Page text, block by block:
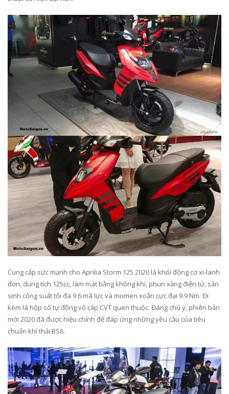
Cung cấp sức mạnh cho Aprilia Storm 125 2020 là khối động cơ xi-lanh
đơn, dung tích 125cc, làm mát bằng không khí, phun xăng điện tử, sản
sinh công suất tối đa 9.6 mã lực và momen xoắn cực đại 9.9 Nm. Đi
kèm là hộp số tự động vô cấp CVT quen thuộc. Đáng chú ý, phiên bản
mới 2020 đã được hiệu chỉnh để đáp ứng những yêu cầu của tiêu
chuẩn khí thải BS6.